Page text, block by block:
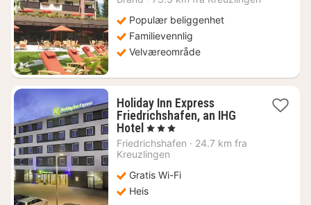
4983
kr.
Populær beliggenhet
Familievennlig
Velværeområde
Holiday Inn Express
Friedrichshafen, an IHG
Hotel 1
natt
fra
1012
kr.
, 3 Stjerner
Friedrichshafen · 24.7 km fra
Kreuzlingen
Gratis Wi-Fi
Heis